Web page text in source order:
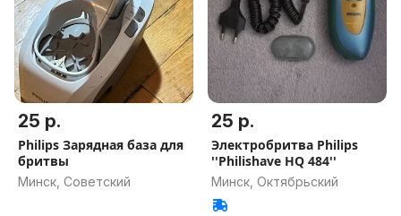
25 р.
Philips Зарядная база для
бритвы
Минск, Советский
25 р.
Электробритва Philips
''Philishave HQ 484''
Минск, Октябрьский